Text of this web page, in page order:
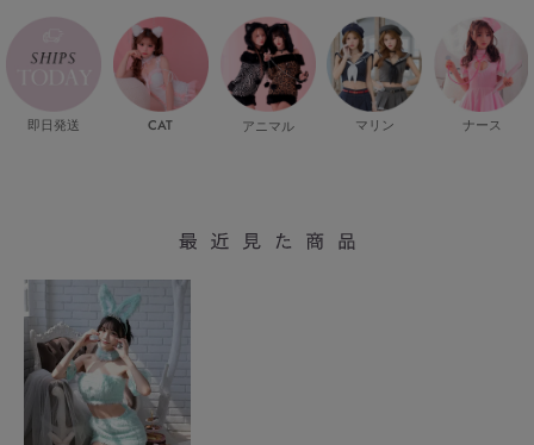
即日発送 CAT アニマル マリン ナース